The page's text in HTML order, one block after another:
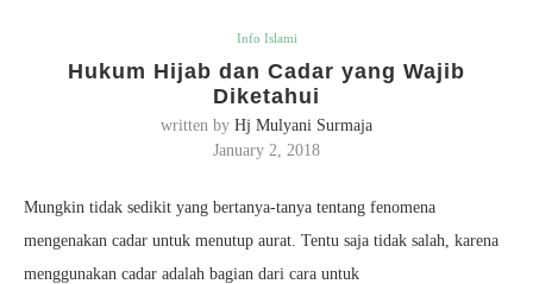
Info Islami
Hukum Hijab dan Cadar yang Wajib
Diketahui
written by Hj Mulyani Surmaja
January 2, 2018
Mungkin tidak sedikit yang bertanya-tanya tentang fenomena
mengenakan cadar untuk menutup aurat. Tentu saja tidak salah, karena
menggunakan cadar adalah bagian dari cara untuk